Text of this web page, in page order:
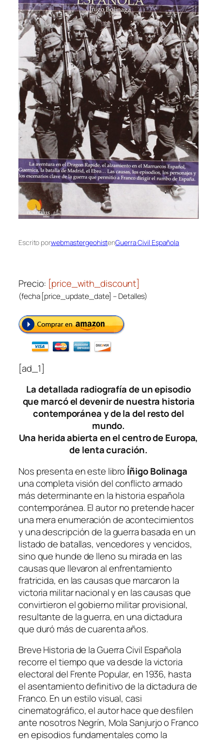
Escrito porwebmastergeohistenGuerra Civil Española
Precio: [price_with_discount]
(fecha [price_update_date] –Detalles)
[ad_1]
La detallada radiografía de un episodio
que marcó el devenir de nuestra historia
contemporánea y de la del resto del
mundo.
Una herida abierta en el centro de Europa,
de lenta curación.
Nos presenta en este libro Íñigo Bolinaga
una completa visión del conflicto armado
más determinante en la historia española
contemporánea. El autor no pretende hacer
una mera enumeración de acontecimientos
y una descripción de la guerra basada en un
listado de batallas, vencedores y vencidos,
sino que hunde de lleno su mirada en las
causas que llevaron al enfrentamiento
fratricida, en las causas que marcaron la
victoria militar nacional y en las causas que
convirtieron el gobierno militar provisional,
resultante de la guerra, en una dictadura
que duró más de cuarenta años.
Breve Historia de la Guerra Civil Española
recorre el tiempo que va desde la victoria
electoral del Frente Popular, en 1936, hasta
el asentamiento definitivo de la dictadura de
Franco. En un estilo visual, casi
cinematográfico, el autor hace que desfilen
ante nosotros Negrín, Mola Sanjurjo o Franco
en episodios fundamentales como la